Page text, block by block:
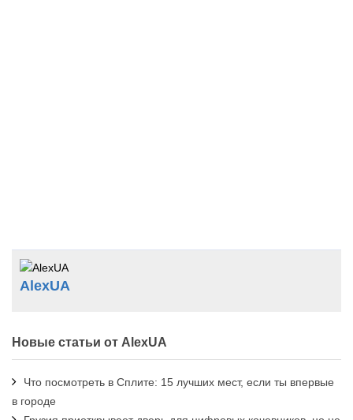
AlexUA
Новые статьи от AlexUA
Что посмотреть в Сплите: 15 лучших мест, если ты впервые
в городе